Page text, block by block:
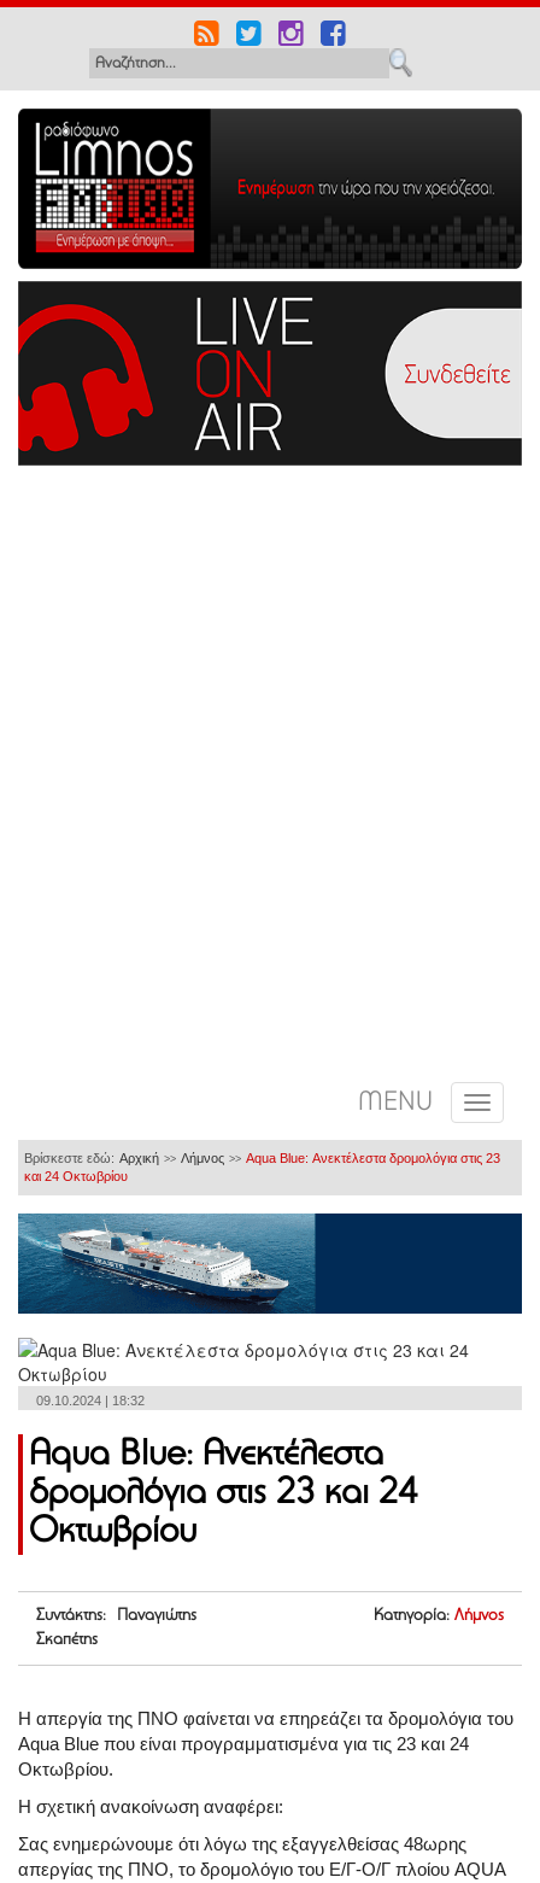
MENU
Βρίσκεστε εδώ: Αρχική >> Λήμνος >> Aqua Blue: Ανεκτέλεστα δρομολόγια στις 23
και 24 Οκτωβρίου
09.10.2024 | 18:32
Aqua Blue: Ανεκτέλεστα
δρομολόγια στις 23 και 24
Οκτωβρίου
Συντάκτης: Παναγιώτης
Σκαπέτης
Κατηγορία: Λήμνος
Η απεργία της ΠΝΟ φαίνεται να επηρεάζει τα δρομολόγια του
Aqua Blue που είναι προγραμματισμένα για τις 23 και 24
Οκτωβρίου.
Η σχετική ανακοίνωση αναφέρει:
Σας ενημερώνουμε ότι λόγω της εξαγγελθείσας 48ωρης
απεργίας της ΠΝΟ, το δρομολόγιο του Ε/Γ-Ο/Γ πλοίου AQUA